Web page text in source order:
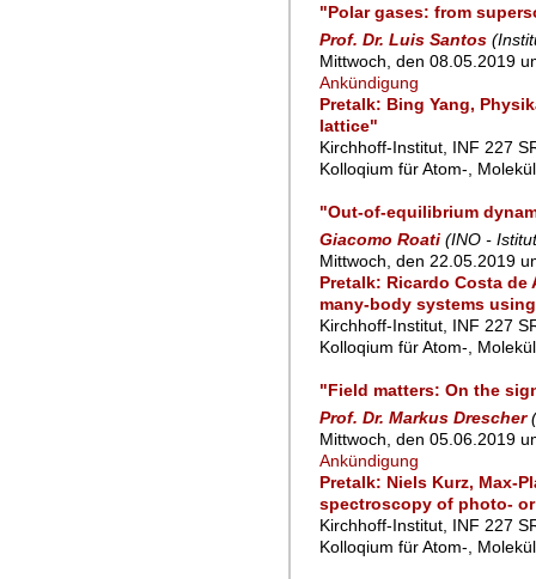
"Polar gases: from
Prof. Dr. Luis Santos
Mittwoch, den 08.05.2019
Ankündigung
Pretalk: Bing Yang,
lattice"
Kirchhoff-Institut, INF 227
Kolloqium für Atom-,
"Out-of-equilibrium
Giacomo Roati (INO -
Mittwoch, den 22.05.2019
Pretalk: Ricardo Costa
many-body systems
Kirchhoff-Institut, INF 227
Kolloqium für Atom-,
"Field matters: On the
Prof. Dr. Markus Drescher
Mittwoch, den 05.06.2019
Ankündigung
Pretalk: Niels Kurz, Max-
spectroscopy of photo-
Kirchhoff-Institut, INF 227
Kolloqium für Atom-,